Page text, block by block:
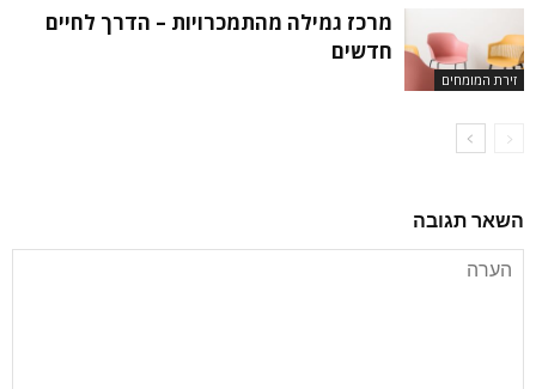
זירת המומחים
מרכז גמילה מהתמכרויות – הדרך לחיים
חדשים
השאר תגובה